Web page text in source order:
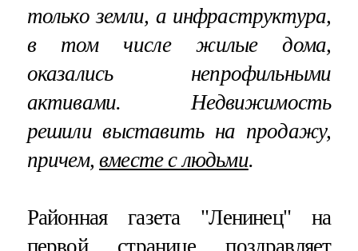
только земли, а инфраструктура,
в том числе жилые дома,
оказались непрофильными
активами. Недвижимость
решили выставить на продажу,
причем,вместе с людьми.
Районная газета "Ленинец" на
первой странице поздравляет